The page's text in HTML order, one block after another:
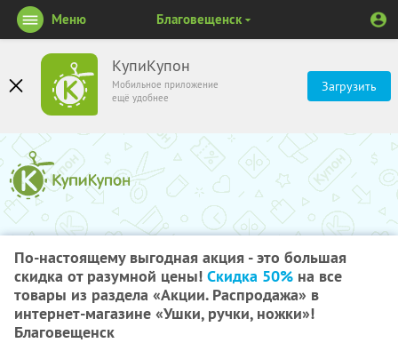
КупиКупон
Мобильное приложение
ещё удобнее
Загрузить
Меню Благовещенск
По-настоящему выгодная акция - это большая
скидка от разумной цены! Скидка 50% на все
товары из раздела «Акции. Распродажа» в
интернет-магазине «Ушки, ручки, ножки»!
Благовещенск